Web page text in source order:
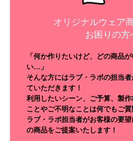
オリジナルウェア
お困りの方
「何か作りたいけど、どの商品
い…」
そんな方にはラブ・ラボの担当
ていただきます！
利用したいシーン、ご予算、製
ことやご不明なことは何でもご質
ラブ・ラボ担当者がお客様の要
の商品をご提案いたします！